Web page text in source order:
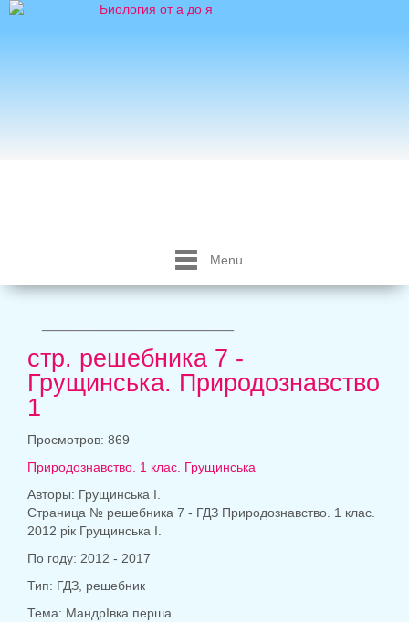
Menu
стр. решебника 7 -
Грущинська. Природознавство
1
Просмотров: 869
Природознавство. 1 клас. Грущинська
Авторы: Грущинська І.
Страница № решебника 7 - ГДЗ Природознавство. 1 клас.
2012 рік Грущинська І.
По году: 2012 - 2017
Тип: ГДЗ, решебник
Тема: МандрІвка перша